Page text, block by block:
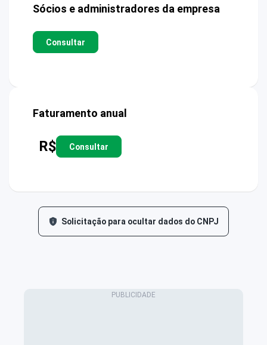
Sócios e administradores da empresa
Consultar
Faturamento anual
R$ Consultar
Solicitação para ocultar dados do CNPJ